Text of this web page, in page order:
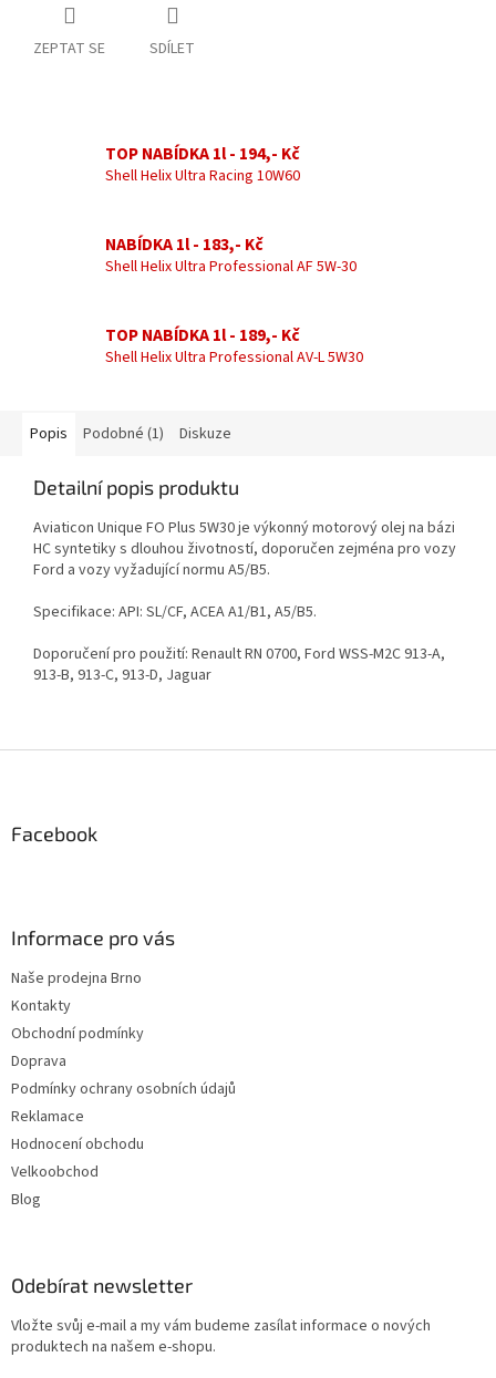
ZEPTAT SE SDÍLET
TOP NABÍDKA 1l - 194,- Kč
Shell Helix Ultra Racing 10W60
NABÍDKA 1l - 183,- Kč
Shell Helix Ultra Professional AF 5W-30
TOP NABÍDKA 1l - 189,- Kč
Shell Helix Ultra Professional AV-L 5W30
Popis Podobné (1) Diskuze
Detailní popis produktu
Aviaticon Unique FO Plus 5W30 je výkonný motorový olej na bázi
HC syntetiky s dlouhou životností, doporučen zejména pro vozy
Ford a vozy vyžadující normu A5/B5.
Specifikace: API: SL/CF, ACEA A1/B1, A5/B5.
Doporučení pro použití: Renault RN 0700, Ford WSS-M2C 913-A,
913-B, 913-C, 913-D, Jaguar
Facebook
Informace pro vás
Naše prodejna Brno
Kontakty
Obchodní podmínky
Doprava
Podmínky ochrany osobních údajů
Reklamace
Hodnocení obchodu
Velkoobchod
Blog
Odebírat newsletter
Vložte svůj e-mail a my vám budeme zasílat informace o nových
produktech na našem e-shopu.